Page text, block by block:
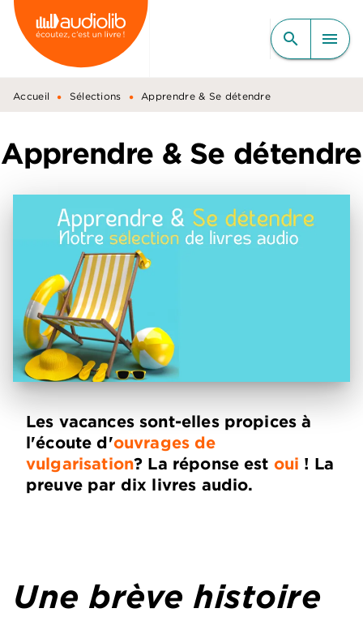
MENU RECHERCHE
CONTENU
PIED DE PAGE
search menu
Accueil • Sélections • Apprendre & Se détendre
Apprendre & Se détendre
Les vacances sont-elles propices à
l'écoute d'ouvrages de
vulgarisation? La réponse est oui ! La
preuve par dix livres audio.
Une brève histoire